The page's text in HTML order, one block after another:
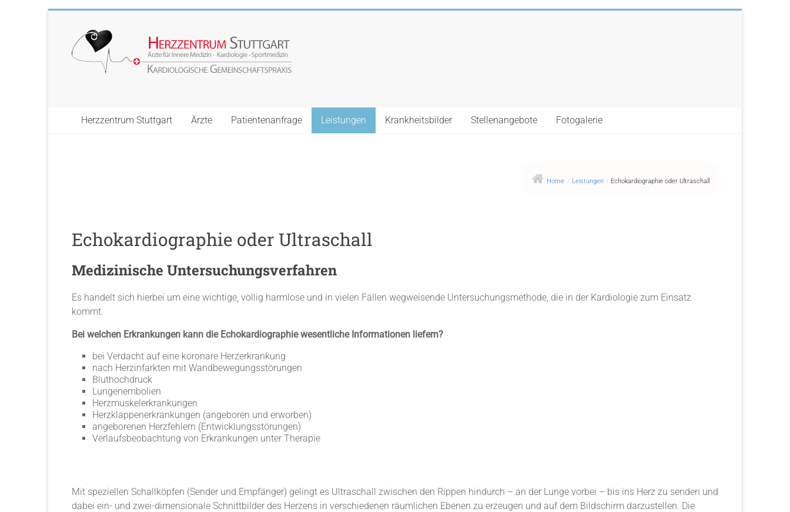
contentHerzzentrum
Stuttgart
Herzzentrum Stuttgart Ärzte Patientenanfrage Leistungen Krankheitsbilder Stellenangebote Fotogalerie
Home / Leistungen / Echokardiographie oder Ultraschall
Echokardiographie oder Ultraschall
Medizinische Untersuchungsverfahren
Es handelt sich hierbei um eine wichtige, völlig harmlose und in vielen Fällen wegweisende Untersuchungsmethode, die in der Kardiologie zum Einsatz
kommt.
Bei welchen Erkrankungen kann die Echokardiographie wesentliche Informationen liefern?
bei Verdacht auf eine koronare Herzerkrankung
nach Herzinfarkten mit Wandbewegungsstörungen
Bluthochdruck
Lungenembolien
Herzmuskelerkrankungen
Herzklappenerkrankungen (angeboren und erworben)
angeborenen Herzfehlern (Entwicklungsstörungen)
Verlaufsbeobachtung von Erkrankungen unter Therapie
Mit speziellen Schallköpfen (Sender und Empfänger) gelingt es Ultraschall zwischen den Rippen hindurch – an der Lunge vorbei – bis ins Herz zu senden und
dabei ein- und zwei-dimensionale Schnittbilder des Herzens in verschiedenen räumlichen Ebenen zu erzeugen und auf dem Bildschirm darzustellen. Die